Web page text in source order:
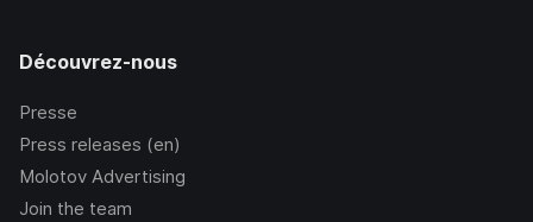
Découvrez-nous
Presse
Press releases (en)
Molotov Advertising
Join the team